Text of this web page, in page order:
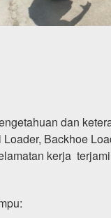
dan
Backhoe
kerja